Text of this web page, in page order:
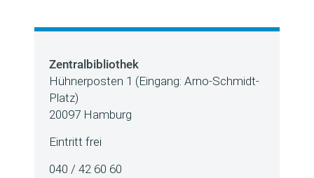
Zentralbibliothek
Hühnerposten 1 (Eingang: Arno-Schmidt-
Platz)
20097 Hamburg
Eintritt frei
040 / 42 60 60